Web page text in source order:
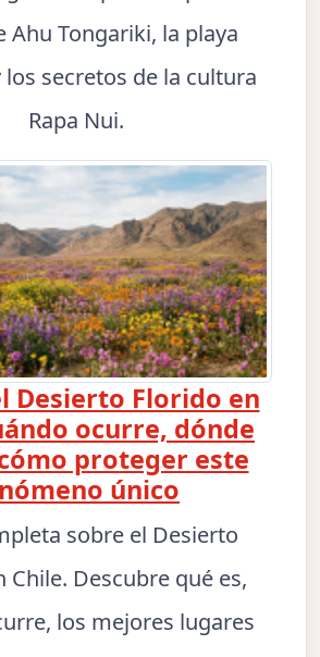
Ahu Tongariki, la playa
los secretos de la cultura
Rapa Nui.
Desierto Florido en
ocurre, dónde
proteger este
único
sobre el Desierto
Chile. Descubre qué es,
los mejores lugares